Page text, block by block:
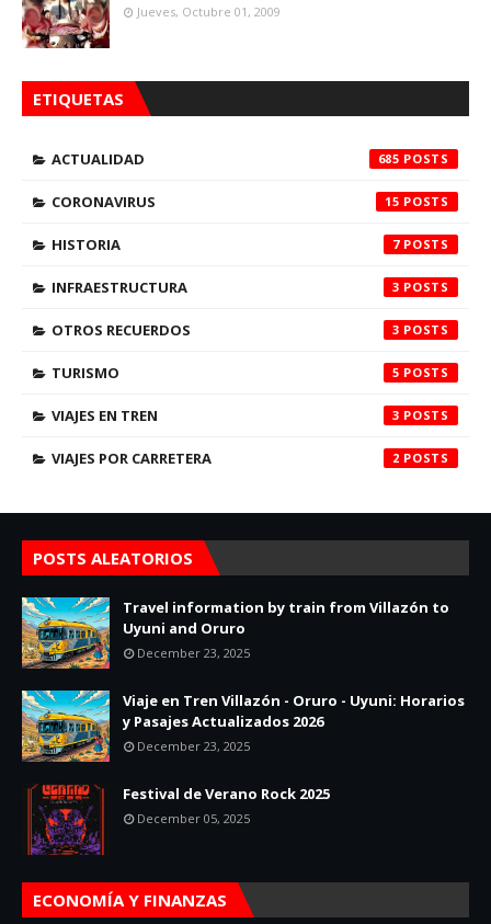
Jueves, Octubre 01, 2009
ETIQUETAS
ACTUALIDAD 685
CORONAVIRUS 15
HISTORIA 7
INFRAESTRUCTURA 3
OTROS RECUERDOS 3
TURISMO 5
VIAJES EN TREN 3
VIAJES POR CARRETERA 2
POSTS ALEATORIOS
Travel information by train from Villazón to
Uyuni and Oruro
December 23, 2025
Viaje en Tren Villazón - Oruro - Uyuni: Horarios
y Pasajes Actualizados 2026
December 23, 2025
Festival de Verano Rock 2025
December 05, 2025
ECONOMÍA Y FINANZAS